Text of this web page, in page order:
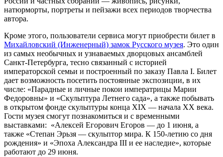
натюрморты, портреты и пейзажи всех периодов творчества
автора.
Кроме этого, пользователи сервиса могут приобрести билет в
Михайловский (Инженерный) замок Русского музея. Это один
из самых необычных и узнаваемых дворцовых ансамблей
Санкт-Петербурга, тесно связанный с историей
императорской семьи и построенный по заказу Павла I. Билет
дает возможность посетить постоянные экспозиции, в их
числе: «Парадные и личные покои императрицы Марии
Федоровны» и «Скульптура Летнего сада», а также побывать
в открытом фонде скульптуры конца XIX — начала XX века.
Гости музея смогут познакомиться и с временными
выставками: «Алексей Егорович Егоров — до 1 июня, а
также «Степан Эрьзя — скульптор мира. К 150-летию со дня
рождения» и «Эпоха Александра III и ее наследие», которые
работают до 29 июня.